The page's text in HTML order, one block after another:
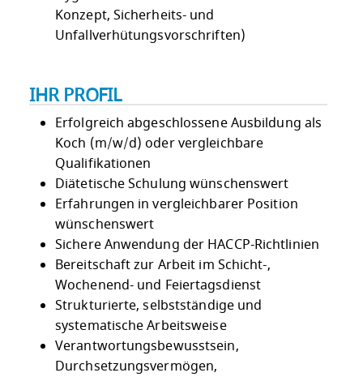
Konzept, Sicherheits- und
Unfallverhütungsvorschriften)
IHR PROFIL
Erfolgreich abgeschlossene Ausbildung als
Koch (m/w/d) oder vergleichbare
Qualifikationen
Diätetische Schulung wünschenswert
Erfahrungen in vergleichbarer Position
wünschenswert
Sichere Anwendung der HACCP-Richtlinien
Bereitschaft zur Arbeit im Schicht-,
Wochenend- und Feiertagsdienst
Strukturierte, selbstständige und
systematische Arbeitsweise
Verantwortungsbewusstsein,
Durchsetzungsvermögen,